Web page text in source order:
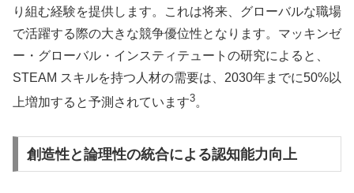
り組む経験を提供します。これは将来、グローバルな職場
で活躍する際の大きな競争優位性となります。マッキンゼ
ー・グローバル・インスティテュートの研究によると、
STEAM スキルを持つ人材の需要は、2030年までに50%以
上増加すると予測されています3。
創造性と論理性の統合による認知能力向上